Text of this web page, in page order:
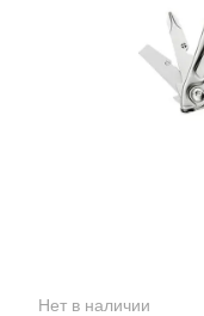
Нет в наличии